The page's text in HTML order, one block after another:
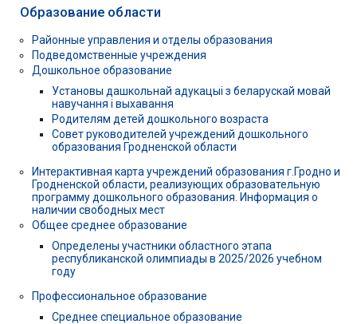
Образование области
Районные управления и отделы образования
Подведомственные учреждения
Дошкольное образование
Установы дашкольнай адукацыі з беларускай мовай
навучання і выхавання
Родителям детей дошкольного возраста
Совет руководителей учреждений дошкольного
образования Гродненской области
Интерактивная карта учреждений образования г.Гродно и
Гродненской области, реализующих образовательную
программу дошкольного образования. Информация о
наличии свободных мест
Общее среднее образование
Определены участники областного этапа
республиканской олимпиады в 2025/2026 учебном
году
Профессиональное образование
Среднее специальное образование